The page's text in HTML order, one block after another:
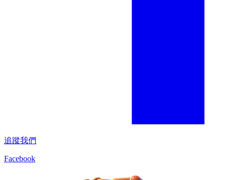
追蹤我們
Facebook